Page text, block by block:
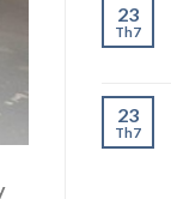
23
Th7
23
Th7